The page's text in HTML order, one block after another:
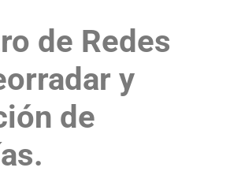
de Redes
y
de